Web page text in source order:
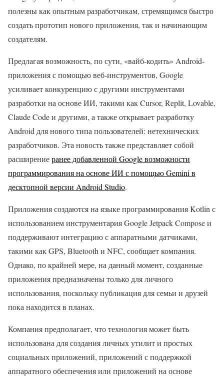
полезны как опытным разработчикам, стремящимся быстро
создать прототип нового приложения, так и начинающим
создателям.
Предлагая возможность, по сути, «вайб-кодить» Android-
приложения с помощью веб-инструментов, Google
усиливает конкуренцию с другими инструментами
разработки на основе ИИ, такими как Cursor, Replit, Lovable,
Claude Code и другими, а также открывает разработку
Android для нового типа пользователей: нетехнических
разработчиков. Эта новость также представляет собой
расширениеранее добавленной Google возможности
программирования на основе ИИ с помощью Gemini в
десктопной версии Android Studio.
Приложения создаются на языке программирования Kotlin с
использованием инструментария Google Jetpack Compose и
поддерживают интеграцию с аппаратными датчиками,
такими как GPS, Bluetooth и NFC, сообщает компания.
Однако, по крайней мере, на данный момент, созданные
приложения предназначены только для личного
использования, поскольку публикация для семьи и друзей
пока находится в планах.
Компания предполагает, что технология может быть
использована для создания личных утилит и простых
социальных приложений, приложений с поддержкой
аппаратного обеспечения или приложений на основе